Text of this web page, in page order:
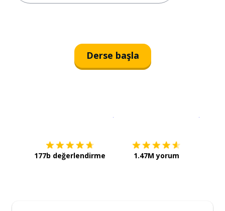
Derse başla
177b değerlendirme 1.47M yorum